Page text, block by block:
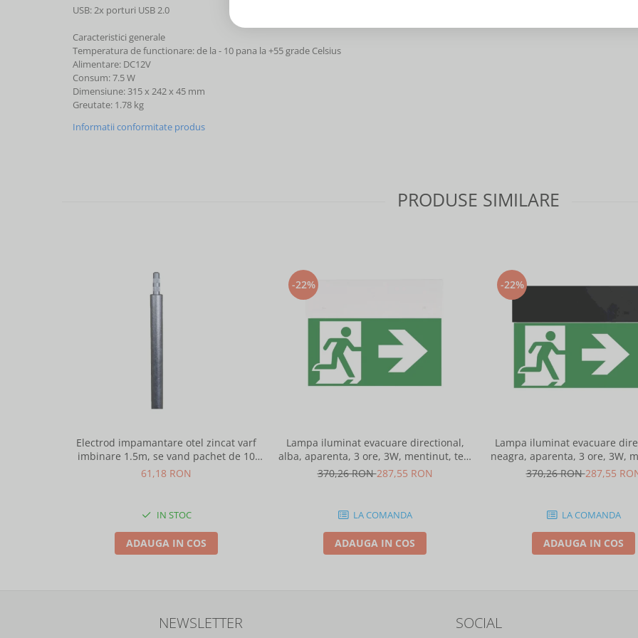
USB: 2x porturi USB 2.0
Caracteristici generale
Temperatura de functionare: de la - 10 pana la +55 grade Celsius
Alimentare: DC12V
Consum: 7.5 W
Dimensiune: 315 x 242 x 45 mm
Greutate: 1.78 kg
Informatii conformitate produs
PRODUSE SIMILARE
Electrod impamantare otel zincat varf
imbinare 1.5m, se vand pachet de 10
bucati
61,18 RON
IN STOC
ADAUGA IN COS
-22%
Lampa iluminat evacuare directional,
alba, aparenta, 3 ore, 3W, mentinut, test
automat, IP20, Intelight 90385
370,26 RON287,55 RON
LA COMANDA
ADAUGA IN COS
-22%
Lampa iluminat evacuare
neagra, aparenta, 3 ore, 3W,
test automat, IP20,
370,26 RON287,55
LA COMANDA
ADAUGA IN COS
NEWSLETTER SOCIAL